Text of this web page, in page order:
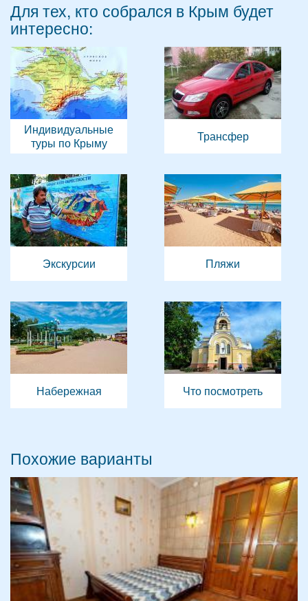
Для тех, кто собрался в Крым будет
интересно:
Индивидуальные
туры по Крыму
Трансфер
Экскурсии Пляжи
Набережная Что посмотреть
Похожие варианты